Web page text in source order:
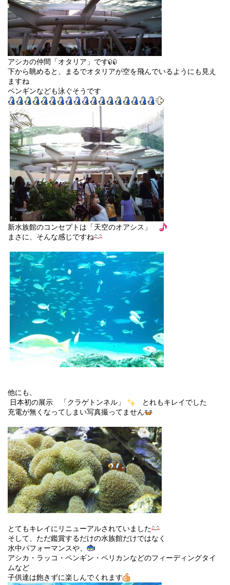
アシカの仲間「オタリア」です
下から眺めると、まるでオタリアが空を飛んでいるようにも見え
ますね
ペンギンなども泳ぐそうです
新水族館のコンセプトは「天空のオアシス」
まさに、そんな感じですね
他にも、
日本初の展示
「クラゲトンネル」
とれもキレイでした
充電が無くなってしまい写真撮ってません
とてもキレイにリニューアルされていました
そして、ただ鑑賞するだけの水族館だけではなく
水中パフォーマンスや、
アシカ・ラッコ・ペンギン・ペリカンなどのフィーディングタイ
ムなど
子供達は飽きずに楽しんでくれます